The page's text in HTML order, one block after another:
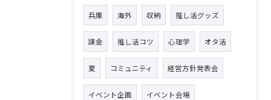
兵庫 海外 収納 推し活グッズ
課金 推し活コツ 心理学 オタ活
夏 コミュニティ 経営方針発表会
イベント企画 イベント会場